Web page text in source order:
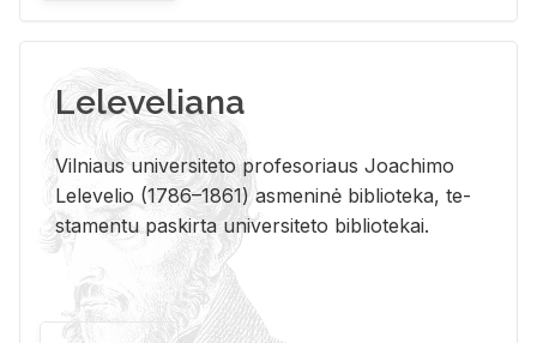
Leleveliana
Vil­niaus uni­ver­si­te­to pro­fe­so­riaus Jo­a­chi­mo
Le­le­ve­lio (1786–1861) as­me­ni­nė bi­b­lio­te­ka, te­
sta­men­tu pa­skir­ta uni­ver­si­te­to bi­b­lio­te­kai.